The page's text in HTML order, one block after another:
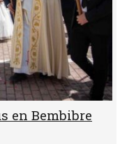
en Bembibre